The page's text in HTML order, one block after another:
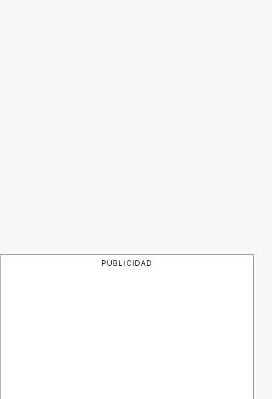
PUBLICIDAD